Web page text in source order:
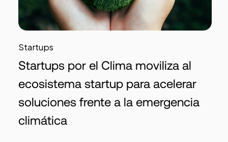
Startups
Startups por el Clima moviliza al
ecosistema startup para acelerar
soluciones frente a la emergencia
climática